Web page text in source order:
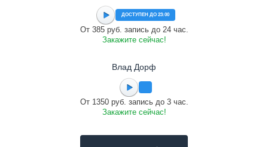
ДОСТУПЕН ДО 23:00
От 385 руб. запись до 24 час.
Закажите сейчас!
Влад Дорф
От 1350 руб. запись до 3 час.
Закажите сейчас!